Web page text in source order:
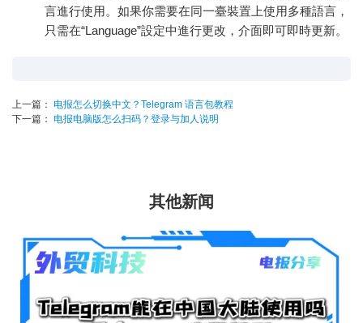
言進行使用。如果你需要在同一臺裝置上使用多種語言，
只需在“Language”設定中進行更改，介面即可即時更新。
上一篇： 电报怎么切换中文？Telegram 语言包教程
下一篇： 电报电脑版怎么扫码？登录与加人说明
其他新闻